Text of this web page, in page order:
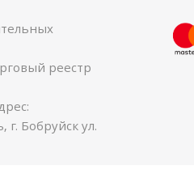
реестр
г. Бобруйск ул.